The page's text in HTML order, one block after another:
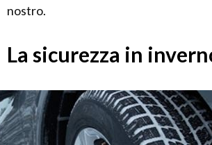
nostro.
La sicurezza in